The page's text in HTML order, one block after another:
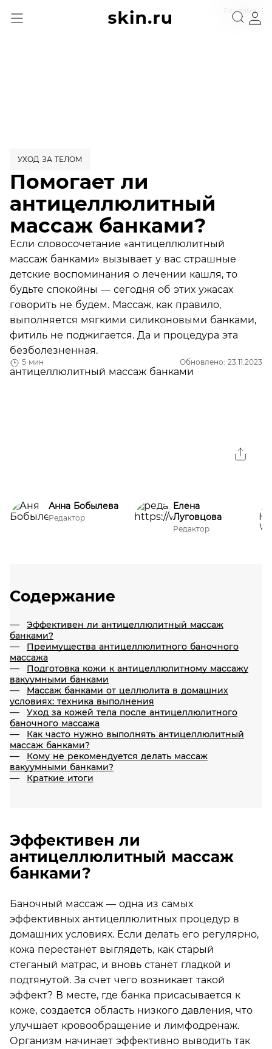
Реклама
5 мин Обновлено: 23.11.2023
УХОД ЗА ТЕЛОМ
Помогает ли
антицеллюлитный
массаж банками?
Если словосочетание «антицеллюлитный
массаж банками» вызывает у вас страшные
детские воспоминания о лечении кашля, то
будьте спокойны — сегодня об этих ужасах
говорить не будем. Массаж, как правило,
выполняется мягкими силиконовыми банками,
фитиль не поджигается. Да и процедура эта
безболезненная.
Анна Бобылева
Редактор
Елена
Луговцова
Редактор
Содержание
Эффективен ли антицеллюлитный массаж
банками?
Преимущества антицеллюлитного баночного
массажа
Подготовка кожи к антицеллюлитному массажу
вакуумными банками
Массаж банками от целлюлита в домашних
условиях: техника выполнения
Уход за кожей тела после антицеллюлитного
баночного массажа
Как часто нужно выполнять антицеллюлитный
массаж банками?
Кому не рекомендуется делать массаж
вакуумными банками?
Краткие итоги
Эффективен ли
антицеллюлитный массаж
банками?
Баночный массаж — одна из самых
эффективных антицеллюлитных процедур в
домашних условиях. Если делать его регулярно,
кожа перестанет выглядеть, как старый
стеганый матрас, и вновь станет гладкой и
подтянутой. За счет чего возникает такой
эффект? В месте, где банка присасывается к
коже, создается область низкого давления, что
улучшает кровообращение и лимфодренаж.
Организм начинает эффективно выводить так